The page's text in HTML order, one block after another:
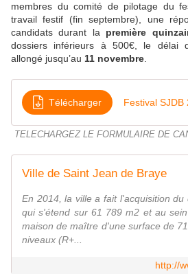
membres du comité de pilotage du
travail festif (fin septembre), une
candidats durant la première
dossiers inférieurs à 500€, le délai
allongé jusqu’au 11 novembre
Télécharger
TELECHARGEZ LE FORMULAIRE DE
Ville de Saint Jean de Braye
En 2014, la ville a fait l'acquisition du
qui s'étend sur 61 789 m2 et au
maison de maître d'une surface de
niveaux (R+...
http://